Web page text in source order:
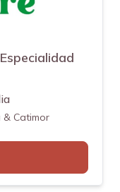
& Catimor